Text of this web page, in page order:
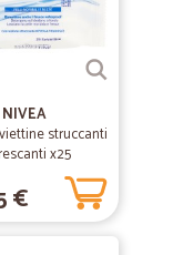
NIVEA
struccanti
x25
€